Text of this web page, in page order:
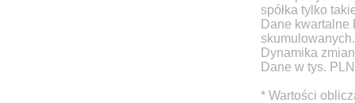
spółka tylko
Dane
skumulowanych.
Dynamika
Dane w tys. PLN
* Wartości